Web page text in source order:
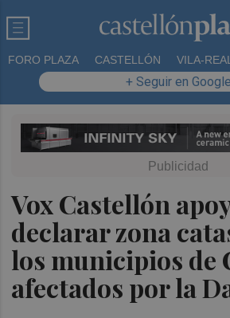
FORO PLAZA CASTELLÓN VILA-REAL
+ Seguir en Google
Vox Castellón
declarar zona
los municipios de
afectados por la